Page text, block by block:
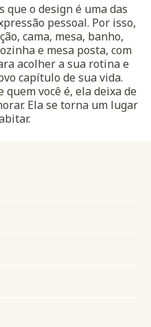
que o design é uma das
pessoal. Por isso,
cama, mesa, banho,
e mesa posta, com
acolher a sua rotina e
capítulo de sua vida.
você é, ela deixa de
Ela se torna um lugar